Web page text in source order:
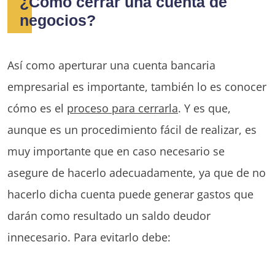
negocios?
Así como aperturar una cuenta bancaria
empresarial es importante, también lo es conocer
cómo es el proceso para cerrarla. Y es que,
aunque es un procedimiento fácil de realizar, es
muy importante que en caso necesario se
asegure de hacerlo adecuadamente, ya que de no
hacerlo dicha cuenta puede generar gastos que
darán como resultado un saldo deudor
innecesario. Para evitarlo debe: